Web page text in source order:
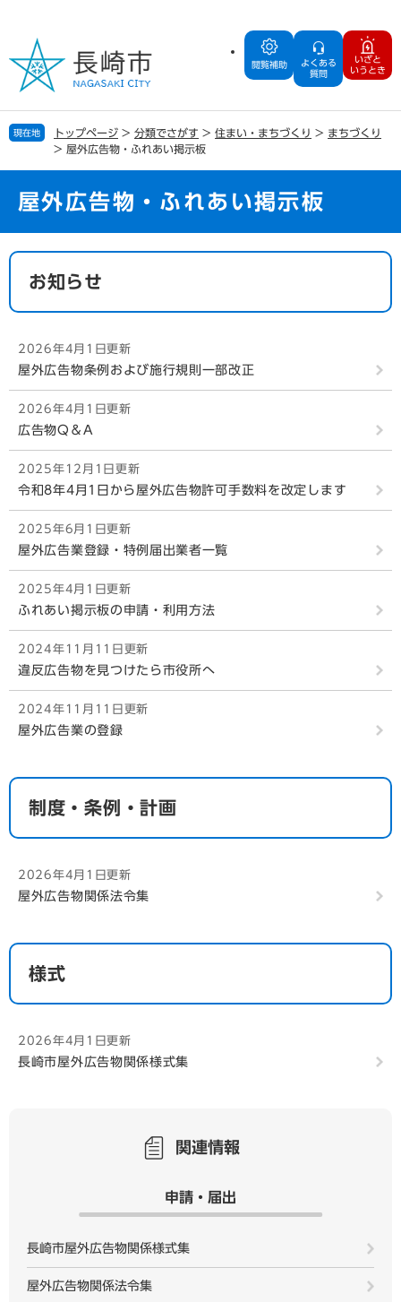
の
で
す
ー
ば
し
閲覧補助
よくある
質問
いざと
いうとき
現在地 トップページ > 分類でさがす > 住まい・まちづくり > まちづくり
> 屋外広告物・ふれあい掲示板
屋外広告物・ふれあい掲示板
本
お知らせ
2026年4月1日更新
屋外広告物条例および施行規則一部改正
2026年4月1日更新
広告物Q＆A
2025年12月1日更新
令和8年4月1日から屋外広告物許可手数料を改定します
2025年6月1日更新
屋外広告業登録・特例届出業者一覧
2025年4月1日更新
ふれあい掲示板の申請・利用方法
2024年11月11日更新
違反広告物を見つけたら市役所へ
2024年11月11日更新
屋外広告業の登録
制度・条例・計画
2026年4月1日更新
屋外広告物関係法令集
様式
2026年4月1日更新
長崎市屋外広告物関係様式集
関連情報
申請・届出
長崎市屋外広告物関係様式集
屋外広告物関係法令集